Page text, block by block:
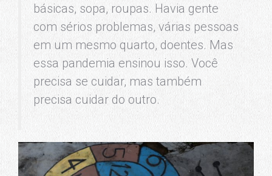
básicas, sopa, roupas. Havia gente
com sérios problemas, várias pessoas
em um mesmo quarto, doentes. Mas
essa pandemia ensinou isso. Você
precisa se cuidar, mas também
precisa cuidar do outro.